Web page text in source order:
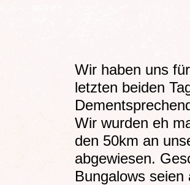
Wir haben uns
letzten beiden
Wir wurden eh
den 50km an
abgewiesen.
Bungalows